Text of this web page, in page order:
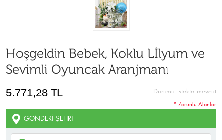
Hoşgeldin Bebek, Koklu Lİlyum ve
Sevimli Oyuncak Aranjmanı
Durumu: stokta mevcut
5.771,28 TL
GÖNDERI ŞEHRI
* Zorunlu Alanlar